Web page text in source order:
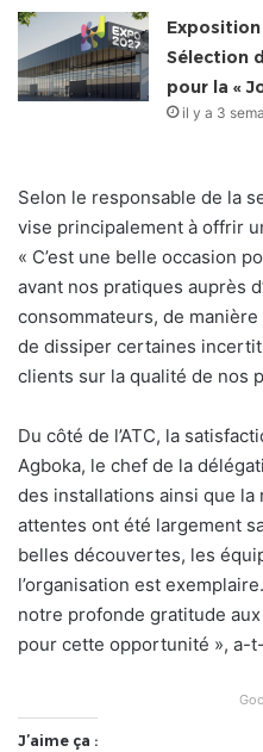
Exposition
Sélection
pour la «
il y a 3
Selon le responsable de la
vise principalement à offrir
« C’est une belle occasion
avant nos pratiques auprès
consommateurs, de
de dissiper certaines
clients sur la qualité de nos
Du côté de l’ATC, la
Agboka, le chef de la
des installations ainsi que
attentes ont été largement
belles découvertes, les
l’organisation est
notre profonde gratitude
pour cette opportunité », a-
J’aime ça :